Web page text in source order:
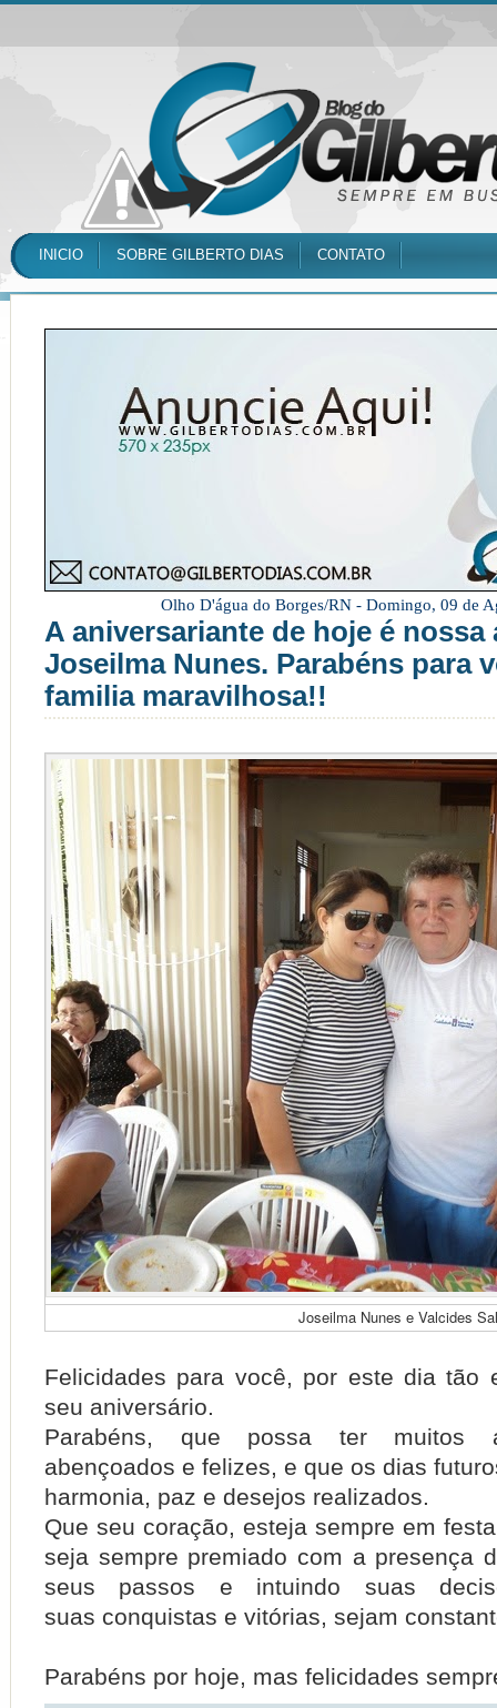
INICIO SOBRE GILBERTO DIAS CONTATO
Olho D'água do Borges/RN - Domingo, 09 de
A aniversariante de hoje é nossa
Joseilma Nunes. Parabéns para
familia maravilhosa!!
Joseilma Nunes e Valcides
Felicidades para você, por este dia tão
seu aniversário.
Parabéns, que possa ter muitos
abençoados e felizes, e que os dias
harmonia, paz e desejos realizados.
Que seu coração, esteja sempre em
seja sempre premiado com a presença
seus passos e intuindo suas
suas conquistas e vitórias, sejam
Parabéns por hoje, mas felicidades